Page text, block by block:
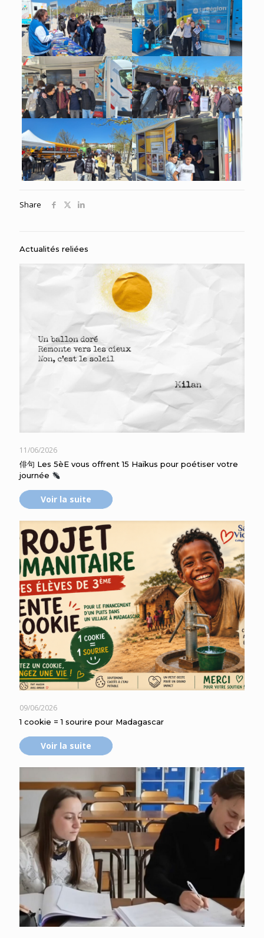
Share
Actualités reliées
11/06/2026
俳句 Les 5èE vous offrent 15 Haïkus pour poétiser votre
journée
Voir la suite
09/06/2026
1 cookie = 1 sourire pour Madagascar
Voir la suite